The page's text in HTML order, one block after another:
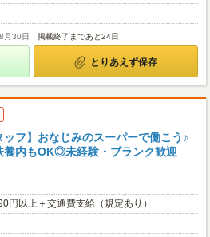
月30日 掲載終了まであと24日
とりあえず保存
ッフ】おなじみのスーパーで働こう♪
養内もOK◎未経験・ブランク歓迎
円以上＋交通費支給（規定あり）